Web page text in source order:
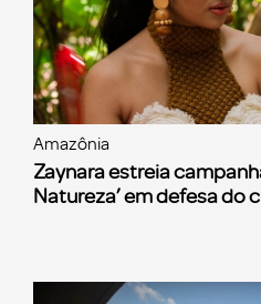
Amazônia
Zaynara estreia
Natureza’ em defesa do